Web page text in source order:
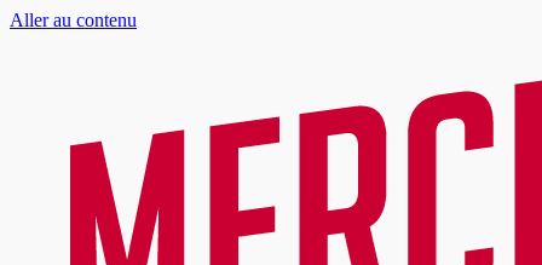
Aller au contenu